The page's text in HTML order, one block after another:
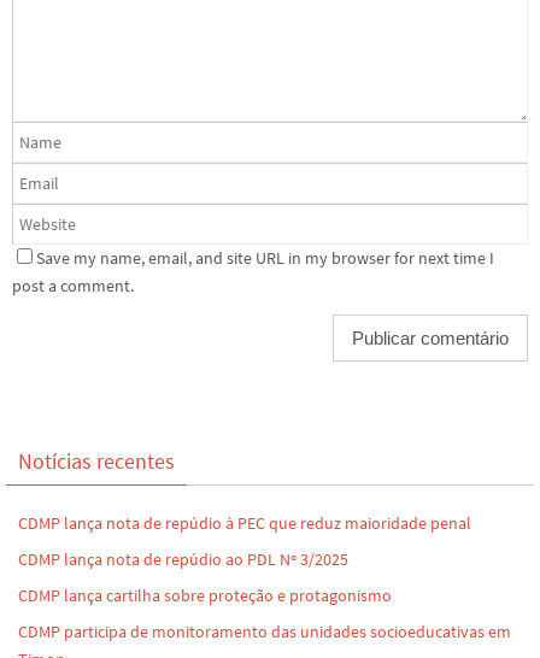
Save my name, email, and site URL in my browser for next time I
post a comment.
Notícias recentes
CDMP lança nota de repúdio à PEC que reduz maioridade penal
CDMP lança nota de repúdio ao PDL Nº 3/2025
CDMP lança cartilha sobre proteção e protagonismo
CDMP participa de monitoramento das unidades socioeducativas em